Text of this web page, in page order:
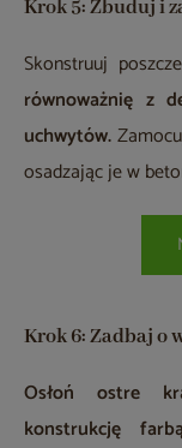
Krok 5: Zbuduj i
Skonstruuj
równoważnię z
uchwytów.
osadzając je w
Krok 6: Zadbaj o
Osłoń ostre
konstrukcję